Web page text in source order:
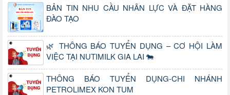
BẢN TIN NHU CẦU NHÂN LỰC VÀ ĐẶT HÀNG
ĐÀO TẠO
🌿 THÔNG BÁO TUYỂN DỤNG – CƠ HỘI LÀM
VIỆC TẠI NUTIMILK GIA LAI 🐄
THÔNG BÁO TUYỂN DỤNG-CHI NHÁNH
PETROLIMEX KON TUM